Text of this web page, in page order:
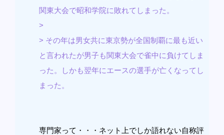
関東大会で昭和学院に敗れてしまった。
>
> その年は男女共に東京勢が全国制覇に最も近い
と言われたが男子も関東大会で雀中に負けてしま
った。しかも翌年にエースの選手が亡くなってし
まった。
専門家って・・・ネット上でしか語れない自称評